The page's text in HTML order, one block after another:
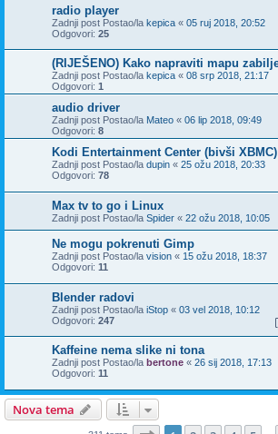
radio player
Zadnji post Postao/la kepica « 05 ruj 2018, 20:52
Odgovori: 25
(RIJEŠENO) Kako napraviti mapu
Zadnji post Postao/la kepica « 08 srp 2018, 21:17
Odgovori: 1
audio driver
Zadnji post Postao/la Mateo « 06 lip 2018, 09:49
Odgovori: 8
Kodi Entertainment Center (bivši XBMC)
Zadnji post Postao/la dupin « 25 ožu 2018, 20:33
Odgovori: 78
Max tv to go i Linux
Zadnji post Postao/la Spider « 22 ožu 2018, 10:05
Ne mogu pokrenuti Gimp
Zadnji post Postao/la vision « 15 ožu 2018, 18:37
Odgovori: 11
Blender radovi
Zadnji post Postao/la iStop « 03 vel 2018, 10:12
Odgovori: 247
Kaffeine nema slike ni tona
Zadnji post Postao/la bertone « 26 sij 2018, 17:13
Odgovori: 11
Nova tema